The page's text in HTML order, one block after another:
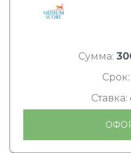
Сумма:
Срок:
Ставка: